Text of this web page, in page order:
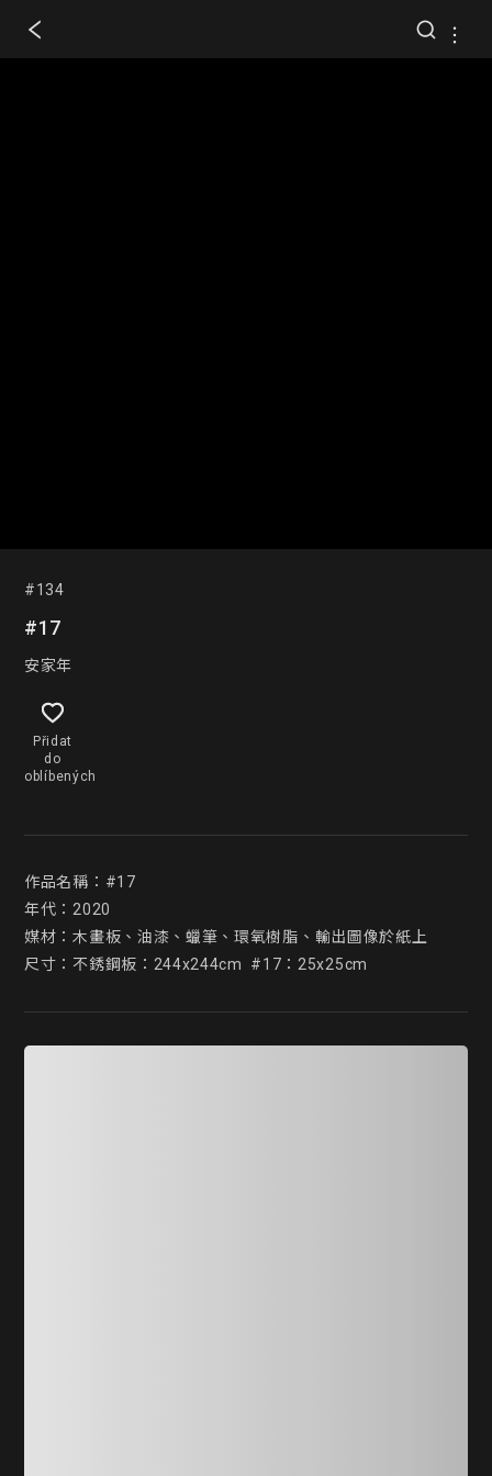
#134
#17
安家年
Přidat
do
oblíbených
作品名稱：#17
年代：2020
媒材：木畫板、油漆、蠟筆、環氧樹脂、輸出圖像於紙上
尺寸：不銹鋼板：244x244cm  #17：25x25cm